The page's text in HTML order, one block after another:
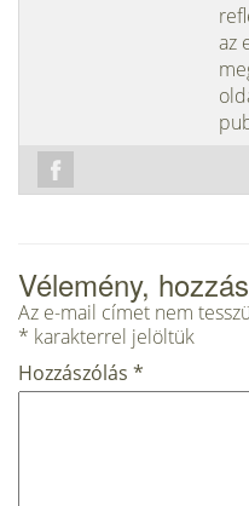
az
Vélemény,
Az e-mail címet nem
* karakterrel jelöltük
Hozzászólás *